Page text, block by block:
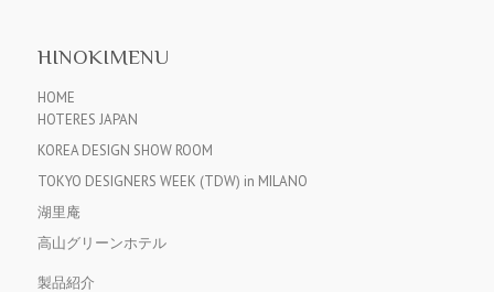
HINOKIMENU
HOME
HOTERES JAPAN
KOREA DESIGN SHOW ROOM
TOKYO DESIGNERS WEEK (TDW) in MILANO
湖里庵
高山グリーンホテル
製品紹介